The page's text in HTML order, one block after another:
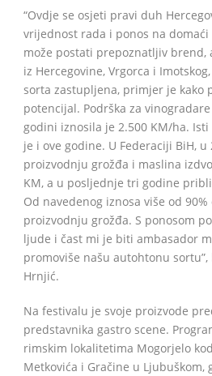
“Ovdje se osjeti pravi duh
vrijednost rada i ponos na domaći
može postati prepoznatljiv brend,
iz Hercegovine, Vrgorca i
sorta zastupljena, primjer je kako
potencijal. Podrška za
godini iznosila je 2.500 KM/ha.
je i ove godine. U Federaciji BiH, u
proizvodnju grožđa i maslina
KM, a u posljednje tri godine
Od navedenog iznosa više od
proizvodnju grožđa. S ponosom
ljude i čast mi je biti ambasador
promoviše našu autohtonu
Hrnjić.
Na festivalu je svoje proizvode
predstavnika gastro scene.
rimskim lokalitetima Mogorjelo
Metkovića i Gračine u Ljubuškom,